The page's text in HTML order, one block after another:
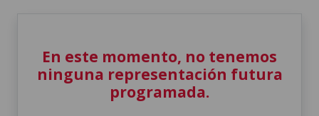
En este momento, no tenemos
ninguna representación futura
programada.